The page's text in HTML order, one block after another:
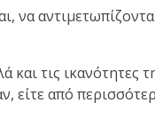
και τις ικανότητες
είτε από